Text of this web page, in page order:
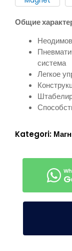
Общие
система
Легкое
Kategori: